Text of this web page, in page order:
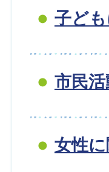
子ど
市民
女性